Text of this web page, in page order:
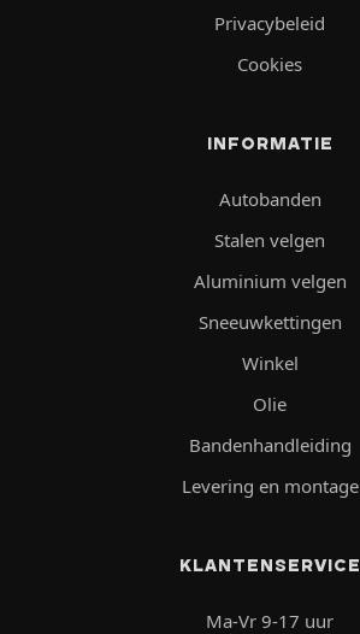
Privacybeleid
Cookies
INFORMATIE
Autobanden
Stalen velgen
Aluminium velgen
Sneeuwkettingen
Winkel
Olie
Bandenhandleiding
Levering en montage
KLANTENSERVICE
Ma-Vr 9-17 uur